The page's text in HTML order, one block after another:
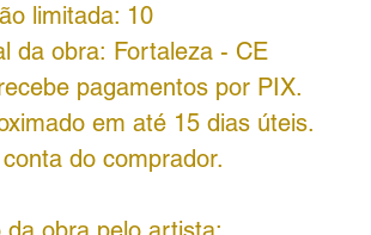
limitada: 10
da obra: Fortaleza - CE
pagamentos por PIX.
em até 15 dias úteis.
do comprador.